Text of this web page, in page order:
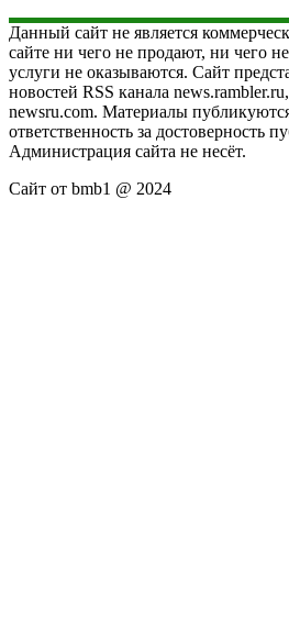
Данный сайт не является
сайте ни чего не продают, ни чего
услуги не оказываются. Сайт
новостей RSS канала
newsru.com. Материалы
ответственность за достоверность
Администрация сайта не несёт.
Сайт от bmb1 @ 2024